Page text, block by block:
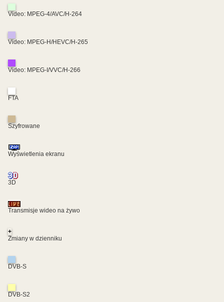
Video: MPEG-4/AVC/H-264
Video: MPEG-H/HEVC/H-265
Video: MPEG-I/VVC/H-266
FTA
Szyfrowane
Wyświetlenia ekranu
3D
Transmisje wideo na żywo
+
Zmiany w dzienniku
DVB-S
DVB-S2